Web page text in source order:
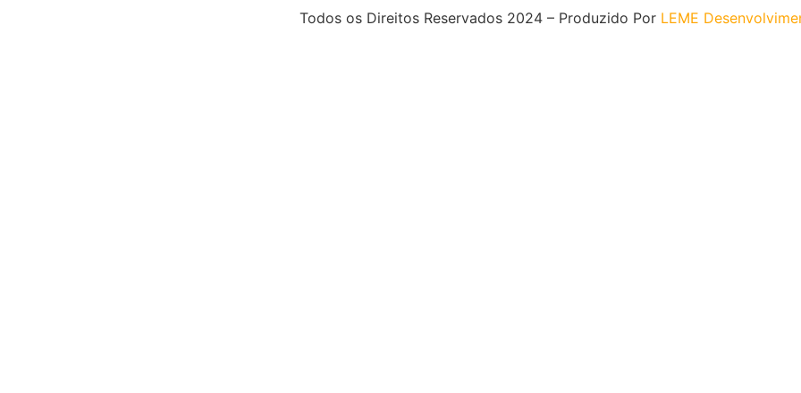
Todos os Direitos Reservados 2024 – Produzido Por LEME